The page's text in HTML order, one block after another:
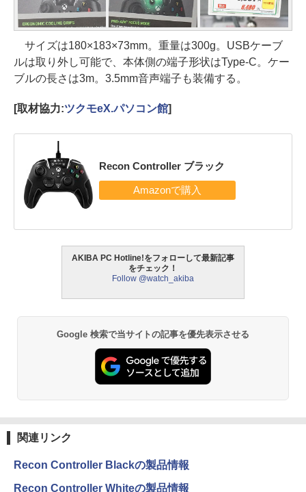
サイズは180×183×73mm。重量は300g。USBケーブ
ルは取り外し可能で、本体側の端子形状はType-C。ケー
ブルの長さは3m。3.5mm音声端子も装備する。
[取材協力:ツクモeX.パソコン館]
Recon Controller ブラック
AKIBA PC Hotline!をフォローして最新記事
をチェック！
Follow @watch_akiba
Google 検索で当サイトの記事を優先表示させる
関連リンク
Recon Controller Blackの製品情報
Recon Controller Whiteの製品情報